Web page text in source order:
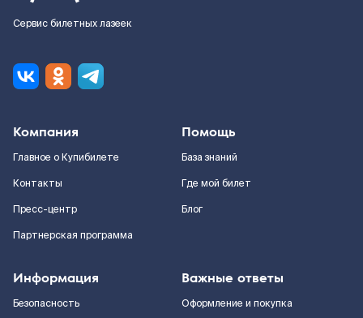
Сервис билетных лазеек
Компания
Главное о Купибилете
Контакты
Пресс-центр
Партнерская программа
Помощь
База знаний
Где мой билет
Блог
Информация
Безопасность
Важные ответы
Оформление и покупка